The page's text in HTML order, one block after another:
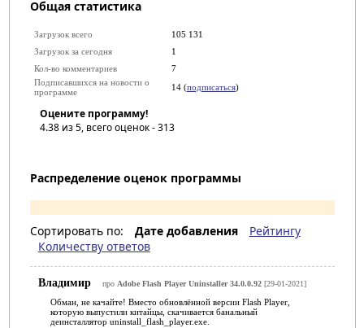
Общая статистика
Загрузок всего
105 131
Загрузок за сегодня
1
Кол-во комментариев
7
Подписавшихся на новости о
программе
14 (подписаться)
Оцените программу!
4.38из 5, всего оценок -313
Распределение оценок программы
Сортировать по: Дате добавления
Рейтингу
Количеству ответов
Владимир про Adobe Flash Player Uninstaller 34.0.0.92[29-01-2021]
Обман, не качайте! Вместо обновлённой версии Flash Player,
которую выпустили китайцы, скачивается банальный
деинсталлятор uninstall_flash_player.exe.